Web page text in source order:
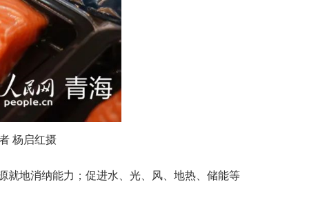
杨启红摄
就地消纳能力；促进水、光、风、地热、储能等